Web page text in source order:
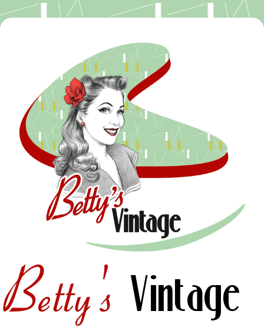
Betty's Vintage